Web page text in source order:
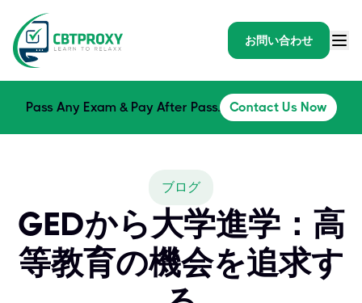
お問い合わせ
Pass Any Exam & Pay After Pass. Contact Us Now
ブログ
GEDから大学進学：高
等教育の機会を追求す